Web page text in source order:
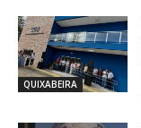
QUIXABEIRA